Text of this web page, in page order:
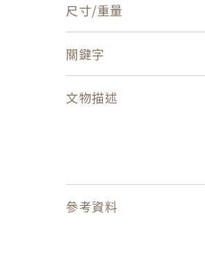
尺寸/重量
關鍵字
文物描述
參考資料